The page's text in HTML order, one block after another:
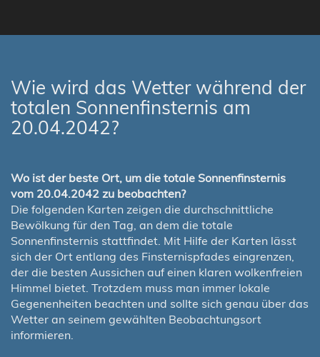
Wie wird das Wetter während der
totalen Sonnenfinsternis am
20.04.2042?
Wo ist der beste Ort, um die totale Sonnenfinsternis
vom 20.04.2042 zu beobachten?
Die folgenden Karten zeigen die durchschnittliche
Bewölkung für den Tag, an dem die totale
Sonnenfinsternis stattfindet. Mit Hilfe der Karten lässt
sich der Ort entlang des Finsternispfades eingrenzen,
der die besten Aussichen auf einen klaren wolkenfreien
Himmel bietet. Trotzdem muss man immer lokale
Gegenenheiten beachten und sollte sich genau über das
Wetter an seinem gewählten Beobachtungsort
informieren.